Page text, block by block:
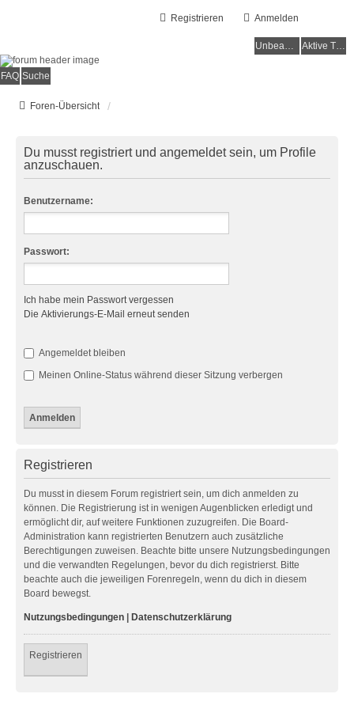
Anmelden
Registrieren
Unbeantwortete Themen Aktive Themen
FAQ Suche
Foren-Übersicht
Du musst registriert und angemeldet sein, um Profile
anzuschauen.
Benutzername:
Passwort:
Ich habe mein Passwort vergessen
Die Aktivierungs-E-Mail erneut senden
Angemeldet bleiben
Meinen Online-Status während dieser Sitzung verbergen
Registrieren
Du musst in diesem Forum registriert sein, um dich anmelden zu
können. Die Registrierung ist in wenigen Augenblicken erledigt und
ermöglicht dir, auf weitere Funktionen zuzugreifen. Die Board-
Administration kann registrierten Benutzern auch zusätzliche
Berechtigungen zuweisen. Beachte bitte unsere Nutzungsbedingungen
und die verwandten Regelungen, bevor du dich registrierst. Bitte
beachte auch die jeweiligen Forenregeln, wenn du dich in diesem
Board bewegst.
Nutzungsbedingungen Datenschutzerklärung
Registrieren